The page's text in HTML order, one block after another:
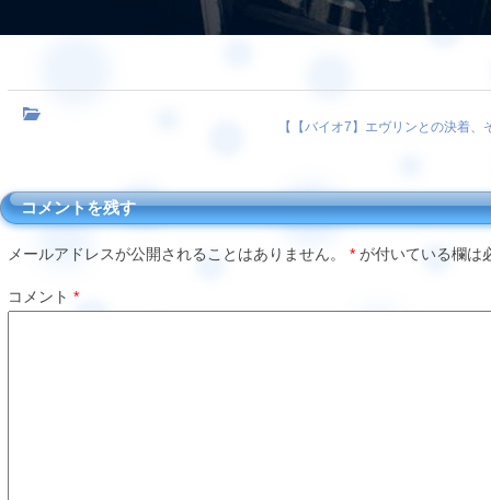
【 【バイオ7】エヴリンとの決着
コメントを残す
メールアドレスが公開されることはありません。 * が付いている欄は
コメント *